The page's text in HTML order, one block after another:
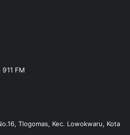
FM
Tlogomas, Kec. Lowokwaru, Kota